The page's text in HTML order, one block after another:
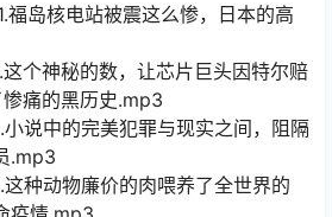
岛核电站被震这么惨，日本的高
个神秘的数，让芯片巨头因特尔赔
痛的黑历史.mp3
说中的完美犯罪与现实之间，阻隔
.mp3
种动物廉价的肉喂养了全世界的